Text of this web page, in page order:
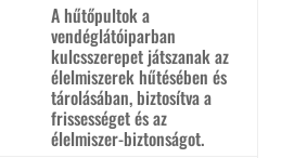
A hűtőpultok a
vendéglátóiparban
kulcsszerepet játszanak az
élelmiszerek hűtésében és
tárolásában, biztosítva a
frissességet és az
élelmiszer-biztonságot.